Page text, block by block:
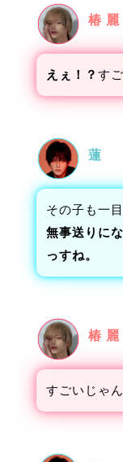
椿 麗
えぇ！？ す
蓮
その子も一
無事送りに
っすね。
椿 麗
すごいじゃ